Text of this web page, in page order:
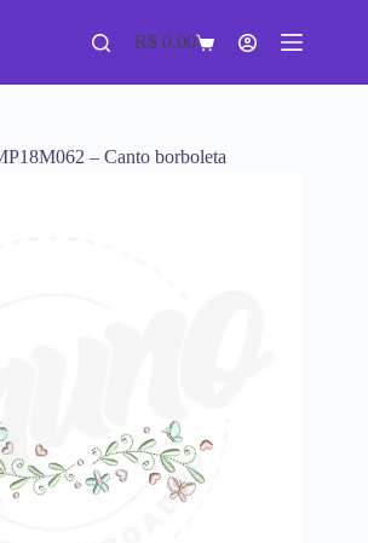
R$ 0,00
– Canto borboleta